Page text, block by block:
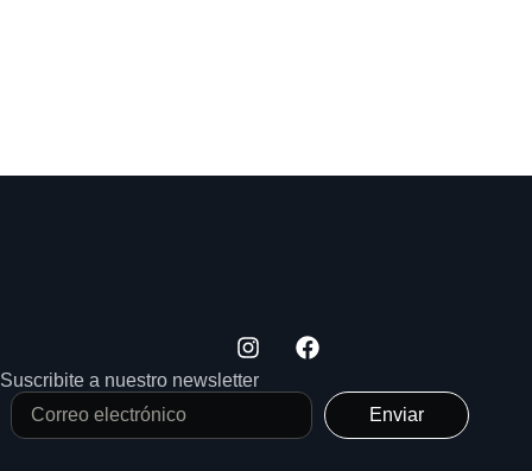
Suscribite a nuestro newsletter
Enviar